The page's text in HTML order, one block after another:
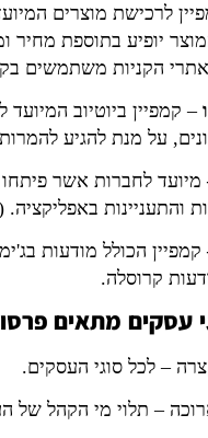
לרכישת מוצרים
יופיע בתוספת מחיר
הקניות משתמשים
– קמפיין ביוטיוב המיועד
על מנת להגיע להמרות
לחברות אשר פיתחו
והתעניינות
קמפיין הכולל מודעות
קרוסלה.
עסקים מתאים
– לכל סוגי העסקים.
– תלוי מי הקהל של